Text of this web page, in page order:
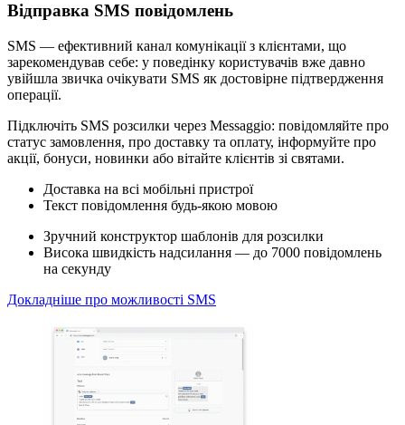
Відправка SMS повідомлень
SMS — ефективний канал комунікації з клієнтами, що
зарекомендував себе: у поведінку користувачів вже давно
увійшла звичка очікувати SMS як достовірне підтвердження
операції.
Підключіть SMS розсилки через Messaggio: повідомляйте про
статус замовлення, про доставку та оплату, інформуйте про
акції, бонуси, новинки або вітайте клієнтів зі святами.
Доставка на всі мобільні пристрої
Текст повідомлення будь-якою мовою
Зручний конструктор шаблонів для розсилки
Висока швидкість надсилання — до 7000 повідомлень
на секунду
Докладніше про можливості SMS